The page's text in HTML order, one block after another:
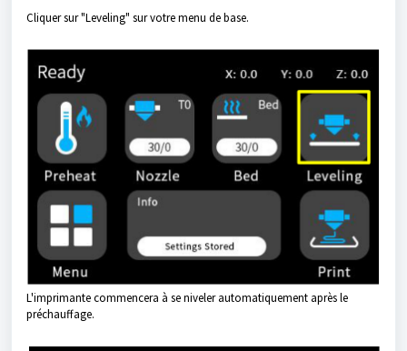
Cliquer sur "Leveling" sur votre menu de base.
L'imprimante commencera à se niveler automatiquement après le
préchauffage.